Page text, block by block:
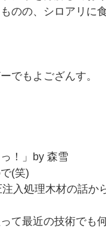
のの、シロアリに
でもよござんす。
！」by 森雪
で(笑)
入処理木材の話か
て最近の技術でも